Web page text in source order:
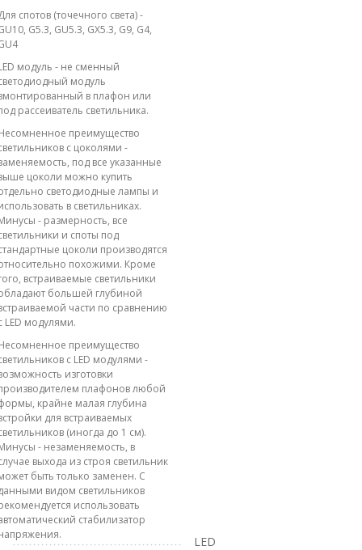
спотов (точечного света) -
G5.3, GU5.3, GX5.3, G9, G4,
модуль - не сменный
модуль
в плафон или
рассеиватель светильника.
преимущество
с цоколями -
под все указанные
цоколи можно купить
светодиодные лампы и
в светильниках.
- размерность, все
и споты под
цоколи производятся
похожими. Кроме
встраиваемые светильники
большей глубиной
части по сравнению
LED модулями.
преимущество
с LED модулями -
изготовки
плафонов любой
крайне малая глубина
для встраиваемых
(иногда до 1 см).
- незаменяемость, в
выхода из строя светильник
быть только заменен. С
видом светильников
использовать
стабилизатор
LED